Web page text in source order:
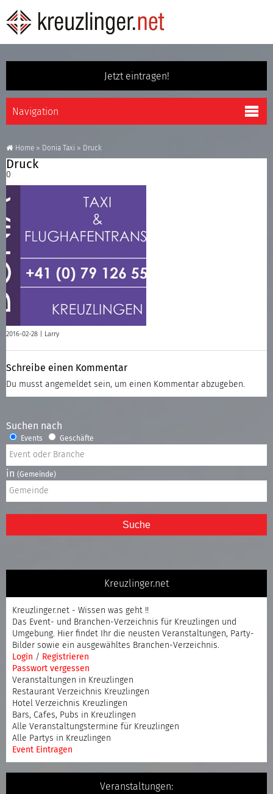
Jetzt eintragen!
Home » Donia Taxi » Druck
Druck
0
2016-02-28 | Larry
Schreibe einen Kommentar
Du musst angemeldet sein, um einen Kommentar abzugeben.
Suchen nach
Events Geschäfte
in (Gemeinde)
Suche
Kreuzlinger.net
Kreuzlinger.net - Wissen was geht !!
Das Event- und Branchen-Verzeichnis für Kreuzlingen und
Umgebung. Hier findet Ihr die neusten Veranstaltungen, Party-
Bilder sowie ein ausgewähltes Branchen-Verzeichnis.
Login / Registrieren
Passwort vergessen
Veranstaltungen in Kreuzlingen
Restaurant Verzeichnis Kreuzlingen
Hotel Verzeichnis Kreuzlingen
Bars, Cafes, Pubs in Kreuzlingen
Alle Veranstaltungstermine für Kreuzlingen
Alle Partys in Kreuzlingen
Event Eintragen
Veranstaltungen: